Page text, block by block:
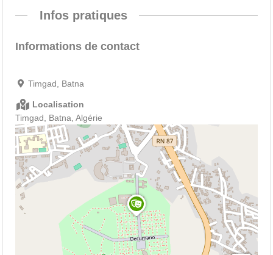
Infos pratiques
Informations de contact
Timgad, Batna
Localisation
Timgad, Batna, Algérie